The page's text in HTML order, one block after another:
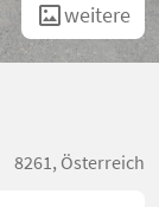
weitere
8261, Österreich